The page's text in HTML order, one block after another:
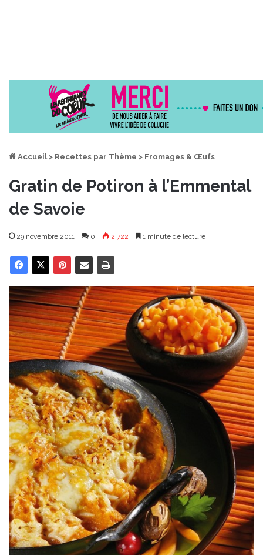
Accueil > Recettes par Thème > Fromages & Œufs
Gratin de Potiron à l’Emmental
de Savoie
29 novembre 2011 0 2 722 1 minute de lecture